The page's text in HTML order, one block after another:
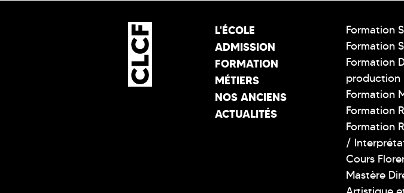
L'ÉCOLE
ADMISSION
FORMATION
MÉTIERS
NOS ANCIENS
ACTUALITÉS
Formation
Formation
Formation
production
Formation
Formation
Formation
/
Cours
Mastère